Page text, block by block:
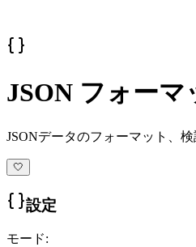
JSON フォー
JSONデータのフォーマット、
🤍
設定
モード: